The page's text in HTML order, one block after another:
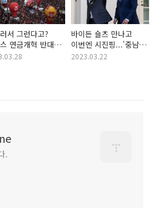
서 그런다고?
연금개혁 반대
센 이유
바이든 숄츠 만나고
이번엔 시진핑...'중남미
맏형' 룰라 숨가쁜 외교
2023.03.22
.